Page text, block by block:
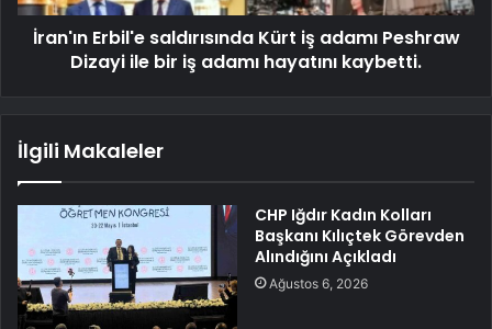
İran'ın Erbil'e saldırısında Kürt iş adamı Peshraw
Dizayi ile bir iş adamı hayatını kaybetti.
İlgili Makaleler
CHP Iğdır Kadın Kolları
Başkanı Kılıçtek Görevden
Alındığını Açıkladı
Ağustos 6, 2026